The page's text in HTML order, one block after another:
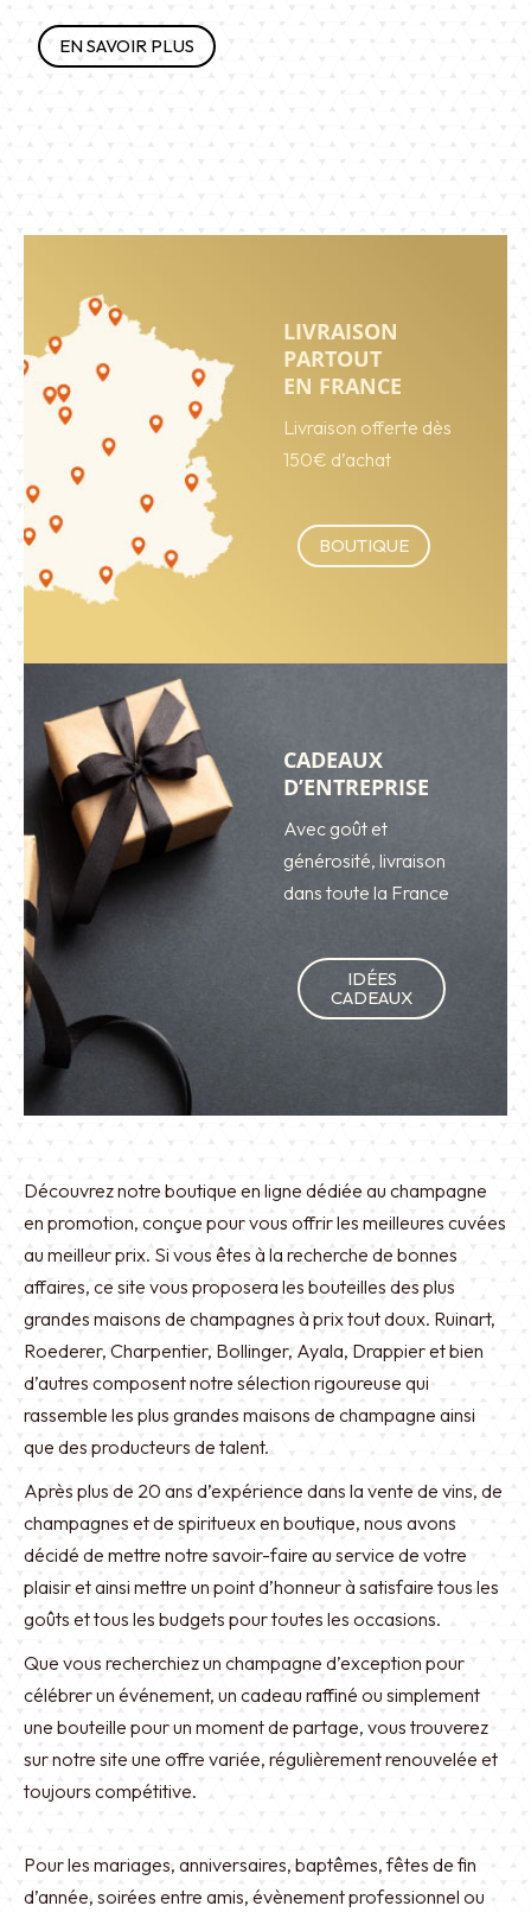
EN SAVOIR PLUS
LIVRAISON
PARTOUT
EN FRANCE
Livraison offerte dès
150€ d’achat
BOUTIQUE
CADEAUX
D’ENTREPRISE
Avec goût et
générosité, livraison
dans toute la France
IDÉES
CADEAUX
Découvrez notre boutique en ligne dédiée au champagne
en promotion, conçue pour vous offrir les meilleures cuvées
au meilleur prix. Si vous êtes à la recherche de bonnes
affaires, ce site vous proposera les bouteilles des plus
grandes maisons de champagnes à prix tout doux. Ruinart,
Roederer, Charpentier, Bollinger, Ayala, Drappier et bien
d’autres composent notre sélection rigoureuse qui
rassemble les plus grandes maisons de champagne ainsi
que des producteurs de talent.
Après plus de 20 ans d’expérience dans la vente de vins, de
champagnes et de spiritueux en boutique, nous avons
décidé de mettre notre savoir-faire au service de votre
plaisir et ainsi mettre un point d’honneur à satisfaire tous les
goûts et tous les budgets pour toutes les occasions.
Que vous recherchiez un champagne d’exception pour
célébrer un événement, un cadeau raffiné ou simplement
une bouteille pour un moment de partage, vous trouverez
sur notre site une offre variée, régulièrement renouvelée et
toujours compétitive.
Pour les mariages, anniversaires, baptêmes, fêtes de fin
d’année, soirées entre amis, évènement professionnel ou